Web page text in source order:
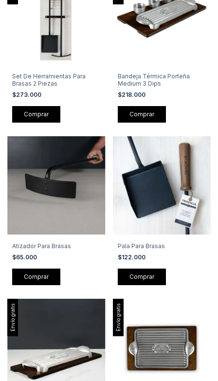
Set De Herramientas Para
Brasas 2 Piezas
$273.000
Bandeja Térmica Porteña
Medium 3 Dips
$218.000
Atizador Para Brasas
$65.000
Pala Para Brasas
$122.000
Envío gratis Envío gratis